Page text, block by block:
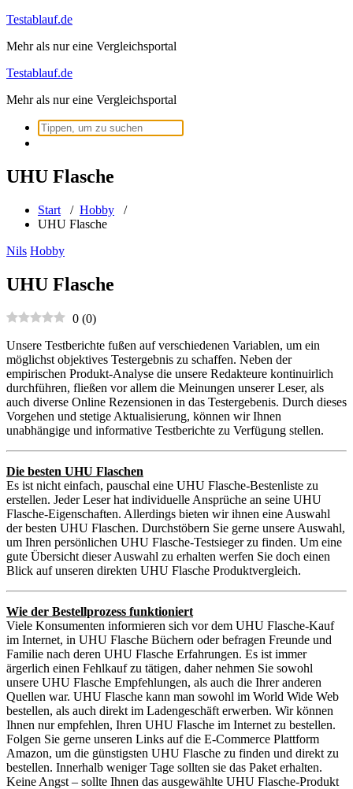
Zum
springen
Testablauf.de
Mehr als nur eine Vergleichsportal
Testablauf.de
Mehr als nur eine Vergleichsportal
Suchen
nach:
UHU Flasche
Start / Hobby /
UHU Flasche
Nils Hobby
UHU Flasche
0 (0)
Unsere Testberichte fußen auf verschiedenen Variablen, um ein
möglichst objektives Testergebnis zu schaffen. Neben der
empirischen Produkt-Analyse die unsere Redakteure kontinuirlich
durchführen, fließen vor allem die Meinungen unserer Leser, als
auch diverse Online Rezensionen in das Testergebenis. Durch dieses
Vorgehen und stetige Aktualisierung, können wir Ihnen
unabhängige und informative Testberichte zu Verfügung stellen.
Die besten UHU Flaschen
Es ist nicht einfach, pauschal eine UHU Flasche-Bestenliste zu
erstellen. Jeder Leser hat individuelle Ansprüche an seine UHU
Flasche-Eigenschaften. Allerdings bieten wir ihnen eine Auswahl
der besten UHU Flaschen. Durchstöbern Sie gerne unsere Auswahl,
um Ihren persönlichen UHU Flasche-Testsieger zu finden. Um eine
gute Übersicht dieser Auswahl zu erhalten werfen Sie doch einen
Blick auf unseren direkten UHU Flasche Produktvergleich.
Wie der Bestellprozess funktioniert
Viele Konsumenten informieren sich vor dem UHU Flasche-Kauf
im Internet, in UHU Flasche Büchern oder befragen Freunde und
Familie nach deren UHU Flasche Erfahrungen. Es ist immer
ärgerlich einen Fehlkauf zu tätigen, daher nehmen Sie sowohl
unsere UHU Flasche Empfehlungen, als auch die Ihrer anderen
Quellen war. UHU Flasche kann man sowohl im World Wide Web
bestellen, als auch direkt im Ladengeschäft erwerben. Wir können
Ihnen nur empfehlen, Ihren UHU Flasche im Internet zu bestellen.
Folgen Sie gerne unseren Links auf die E-Commerce Plattform
Amazon, um die günstigsten UHU Flasche zu finden und direkt zu
bestellen. Innerhalb weniger Tage sollten sie das Paket erhalten.
Keine Angst – sollte Ihnen das ausgewählte UHU Flasche-Produkt